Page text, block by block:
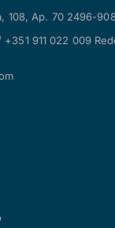
108, Ap. 70 2496-
911 022 009